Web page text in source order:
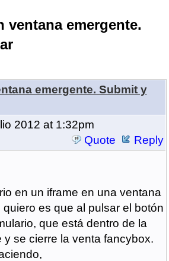
ventana emergente.
emergente. Submit y
2012 at 1:32pm
Quote
Reply
en un iframe en una ventana
es que al pulsar el botón
que está dentro de la
se cierre la venta fancybox.